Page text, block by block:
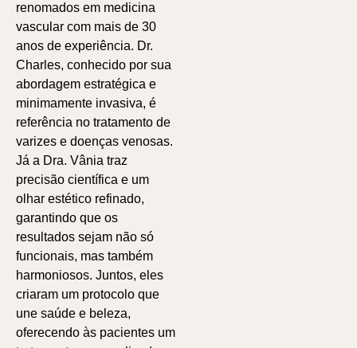
renomados em medicina
vascular com mais de 30
anos de experiência. Dr.
Charles, conhecido por sua
abordagem estratégica e
minimamente invasiva, é
referência no tratamento de
varizes e doenças venosas.
Já a Dra. Vânia traz
precisão científica e um
olhar estético refinado,
garantindo que os
resultados sejam não só
funcionais, mas também
harmoniosos. Juntos, eles
criaram um protocolo que
une saúde e beleza,
oferecendo às pacientes um